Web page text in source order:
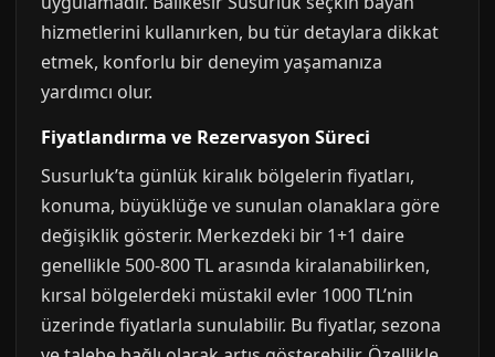
hizmetlerini kullanırken, bu tür detaylara dikkat
etmek, konforlu bir deneyim yaşamanıza
yardımcı olur.
Fiyatlandırma ve Rezervasyon Süreci
Susurluk’ta günlük kiralık bölgelerin fiyatları,
konuma, büyüklüğe ve sunulan olanaklara göre
değişiklik gösterir. Merkezdeki bir 1+1 daire
genellikle 500-800 TL arasında kiralanabilirken,
kırsal bölgelerdeki müstakil evler 1000 TL’nin
üzerinde fiyatlarla sunulabilir. Bu fiyatlar, sezona